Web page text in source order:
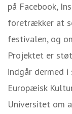
på Facebook,
foretrækker at
festivalen, og
Projektet er
indgår dermed i
Europæisk
Universitet om